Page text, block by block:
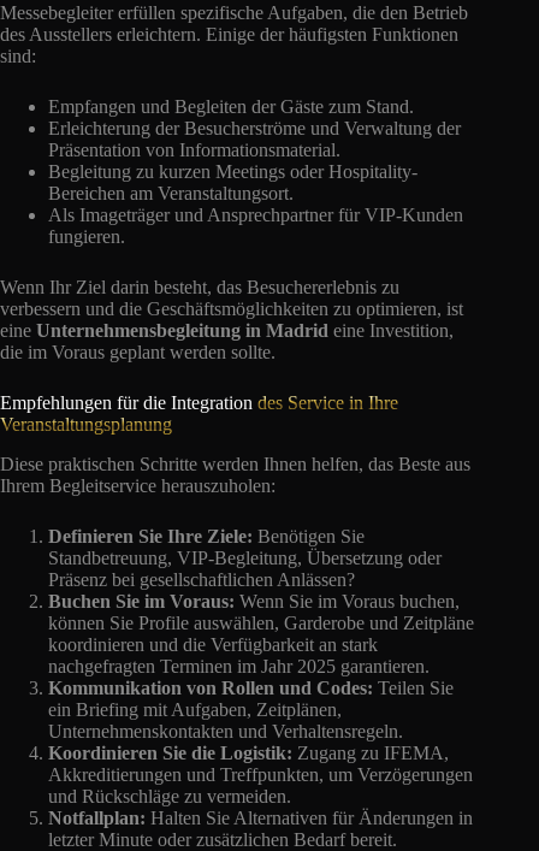
Messebegleiter erfüllen spezifische Aufgaben, die den Betrieb
des Ausstellers erleichtern. Einige der häufigsten Funktionen
sind:
Empfangen und Begleiten der Gäste zum Stand.
Erleichterung der Besucherströme und Verwaltung der
Präsentation von Informationsmaterial.
Begleitung zu kurzen Meetings oder Hospitality-
Bereichen am Veranstaltungsort.
Als Imageträger und Ansprechpartner für VIP-Kunden
fungieren.
Wenn Ihr Ziel darin besteht, das Besuchererlebnis zu
verbessern und die Geschäftsmöglichkeiten zu optimieren, ist
eine Unternehmensbegleitung in Madrid eine Investition,
die im Voraus geplant werden sollte.
Empfehlungen für die Integration des Service in Ihre
Veranstaltungsplanung
Diese praktischen Schritte werden Ihnen helfen, das Beste aus
Ihrem Begleitservice herauszuholen:
Definieren Sie Ihre Ziele: Benötigen Sie
Standbetreuung, VIP-Begleitung, Übersetzung oder
Präsenz bei gesellschaftlichen Anlässen?
Buchen Sie im Voraus: Wenn Sie im Voraus buchen,
können Sie Profile auswählen, Garderobe und Zeitpläne
koordinieren und die Verfügbarkeit an stark
nachgefragten Terminen im Jahr 2025 garantieren.
Kommunikation von Rollen und Codes: Teilen Sie
ein Briefing mit Aufgaben, Zeitplänen,
Unternehmenskontakten und Verhaltensregeln.
Koordinieren Sie die Logistik: Zugang zu IFEMA,
Akkreditierungen und Treffpunkten, um Verzögerungen
und Rückschläge zu vermeiden.
Notfallplan: Halten Sie Alternativen für Änderungen in
letzter Minute oder zusätzlichen Bedarf bereit.